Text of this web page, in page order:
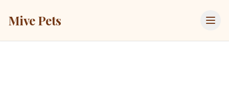
Mive Pets